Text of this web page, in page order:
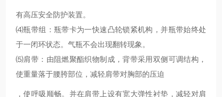
有高压安全防护装置。
⑷瓶带组：瓶带卡为一快速凸轮锁紧机构，并瓶带始终处
于一闭环状态。气瓶不会出现翻转现象。
⑸肩带：由阻燃聚酯织物制成，背带采用双侧可调结构，
使重量落于腰胯部位，减轻肩带对胸部的压迫
，使呼吸顺畅。并在肩带上设有宽大弹性衬垫，减轻对肩